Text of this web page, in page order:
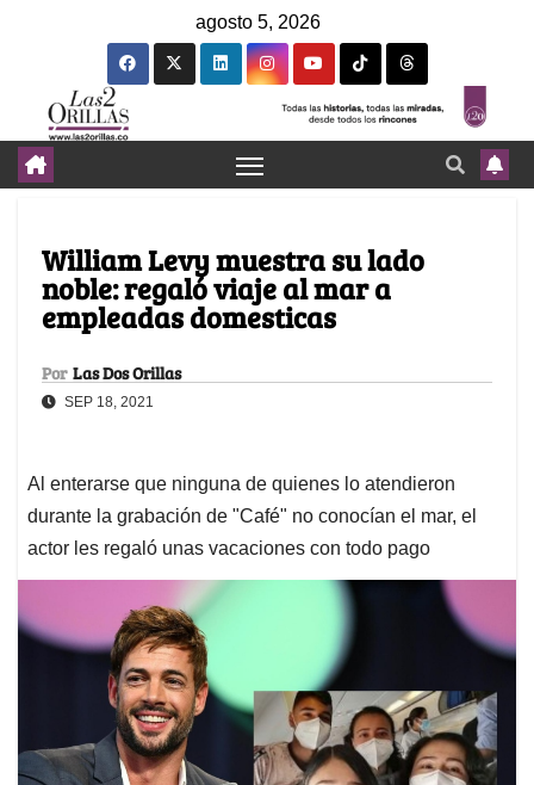
agosto 5, 2026
William Levy muestra su lado
noble: regaló viaje al mar a
empleadas domesticas
Por Las Dos Orillas
SEP 18, 2021
Al enterarse que ninguna de quienes lo atendieron
durante la grabación de "Café" no conocían el mar, el
actor les regaló unas vacaciones con todo pago